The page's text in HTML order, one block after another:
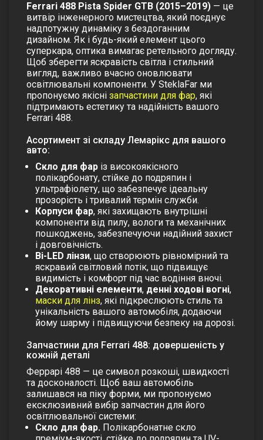
Ferrari 488 Pista Spider GTB (2015–2019) — це
витвір інженерного мистецтва, який поєднує
надпотужну динаміку з бездоганним
дизайном. Як і будь-який елемент цього
суперкара, оптика вимагає ретельного догляду.
Щоб зберегти яскравість світла і стильний
вигляд, важливо вчасно оновлювати
освітлювальні компоненти. У SteklaFar ми
пропонуємо якісні запчастини для фар, які
підтримають естетику та надійність вашого
Ferrari 488.
Асортимент зі складу Лемарікс для вашого
авто:
Скло для фар із високоякісного
полікарбонату, стійке до подряпин і
ультрафіолету, що забезпечує ідеальну
прозорість і тривалий термін служби.
Корпуси фар, які захищають внутрішні
компоненти від пилу, вологи та механічних
пошкоджень, забезпечуючи надійний захист
і довговічність.
Bi-LED лінзи, що створюють рівномірний та
яскравий світловий потік, що підвищує
видимість і комфорт під час водіння вночі.
Декоративні елементи, денні ходові вогні,
маски для лінз, які підкреслюють стиль та
унікальність вашого автомобіля, додаючи
йому шарму і підвищуючи безпеку на дорозі.
Запчастини для Ferrari 488: довершеність у
кожній деталі
Феррарі 488 — це символ розкоші, швидкості
та досконалості. Щоб ваш автомобіль
залишався на піку форми, ми пропонуємо
ексклюзивний вибір запчастин для його
освітлювальної системи:
Скло для фар. Полікарбонатне скло